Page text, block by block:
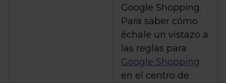
Google Shopping.
Para saber cómo
échale un vistazo a
las reglas para
Google Shopping
en el centro de